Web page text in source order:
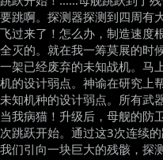
要跳啊。探测器探测到四周有
飞过来了！怎么办，制造速度
全灭的。就在我一筹莫展的时
一架已经废弃的未知战机。马
机的设计弱点。神谕在研究上
未知机种的设计弱点。所有武
当我病猫！升级后，母舰的防
次跳跃开始。通过这3次连续
我们引向一块巨大的残骸，探